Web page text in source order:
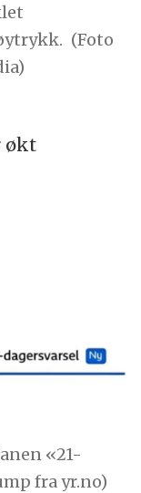
(Foto
økt
«21-
fra yr.no)